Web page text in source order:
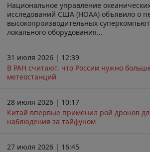
Национальное управление
исследований США (НОАА) объявило о
высокопроизводительных
локального оборудования...
31 июля 2026 | 12:39
В РАН считают, что России нужно
метеостанций
28 июля 2026 | 10:17
Китай впервые применил рой дронов
наблюдения за тайфуном
27 июля 2026 | 16:45